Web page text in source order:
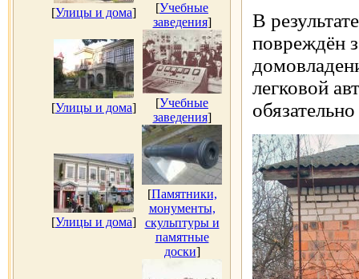
[Улицы и дома] [Учебные
заведения]
[Улицы и дома] [Учебные
заведения]
[Улицы и дома]
[Памятники,
монументы,
скульптуры и
памятные
доски]
В
повреждён
легковой